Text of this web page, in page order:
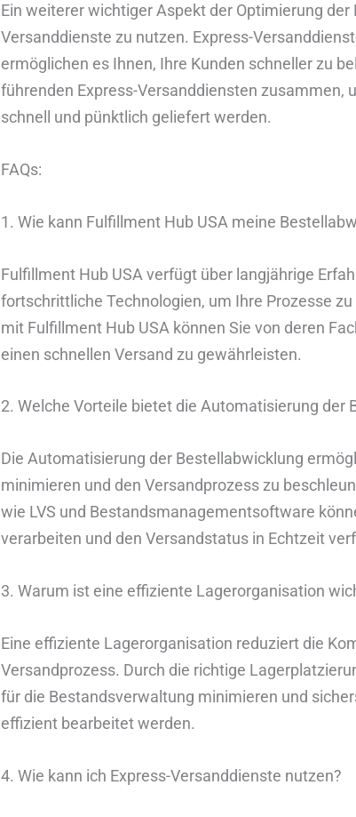
Ein weiterer wichtiger Aspekt der Optimierung
Versanddienste zu nutzen. Express-
ermöglichen es Ihnen, Ihre Kunden schneller zu
führenden Express-Versanddiensten zusammen,
schnell und pünktlich geliefert werden.
FAQs:
1. Wie kann Fulfillment Hub USA meine
Fulfillment Hub USA verfügt über langjährige
fortschrittliche Technologien, um Ihre Prozesse
mit Fulfillment Hub USA können Sie von deren
einen schnellen Versand zu gewährleisten.
2. Welche Vorteile bietet die Automatisierung der
Die Automatisierung der Bestellabwicklung
minimieren und den Versandprozess zu
wie LVS und Bestandsmanagementsoftware
verarbeiten und den Versandstatus in Echtzeit
3. Warum ist eine effiziente Lagerorganisation
Eine effiziente Lagerorganisation reduziert die
Versandprozess. Durch die richtige
für die Bestandsverwaltung minimieren und
effizient bearbeitet werden.
4. Wie kann ich Express-Versanddienste nutzen?